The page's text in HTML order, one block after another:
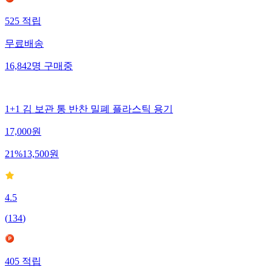
525적립
무료배송
16,842명구매중
1+1 김 보관 통 반찬 밀폐 플라스틱 용기
17,000원
21%13,500원
4.5
(134)
405적립